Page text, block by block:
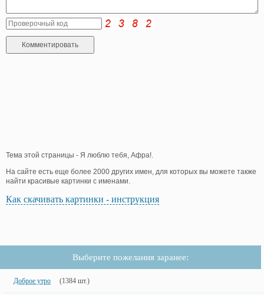
Тема этой страницы - Я люблю тебя, Афра!.
На сайте есть еще более 2000 других имен, для которых вы можете также
найти красивые картинки с именами.
Как скачивать картинки - инструкция
Выберите пожелания заранее:
Доброе утро (1384 шт.)